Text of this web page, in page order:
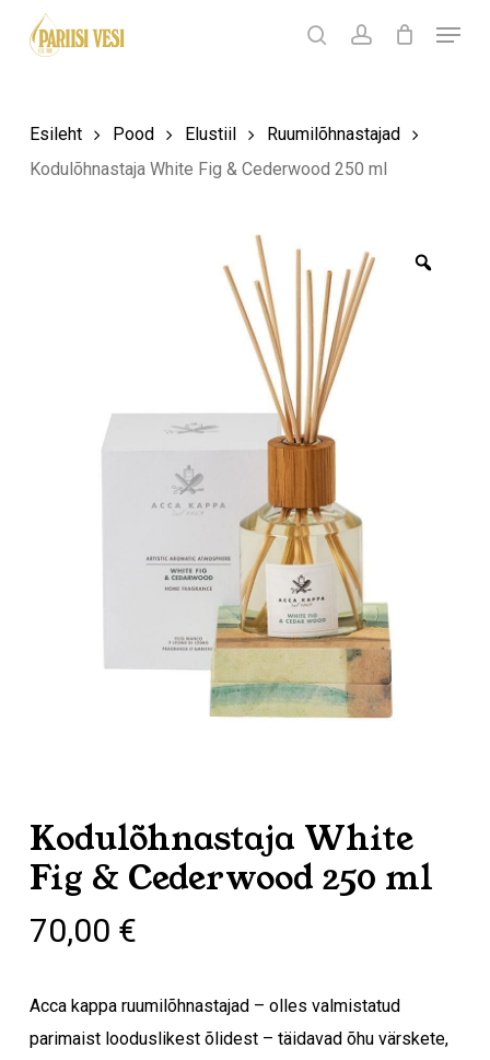
Products
search
searchaccount
Menu
Ostukorv
Esileht Pood Elustiil
Ruumilõhnastajad
Kodulõhnastaja White Fig & Cederwood 250 ml
Kodulõhnastaja White
Fig & Cederwood 250 ml
70,00 €
Acca kappa ruumilõhnastajad – olles valmistatud
parimaist looduslikest õlidest – täidavad õhu värskete,